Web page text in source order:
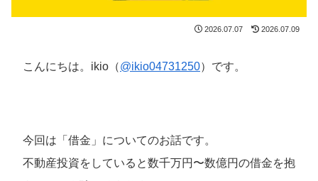
2026.07.07 2026.07.09
こんにちは。ikio（@ikio04731250）です。
今回は「借金」についてのお話です。
不動産投資をしていると数千万円〜数億円の借金を抱